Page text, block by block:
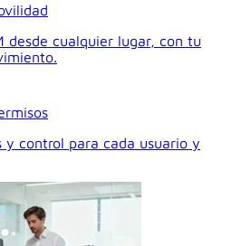
desde cualquier lugar, con tu
y control para cada usuario y